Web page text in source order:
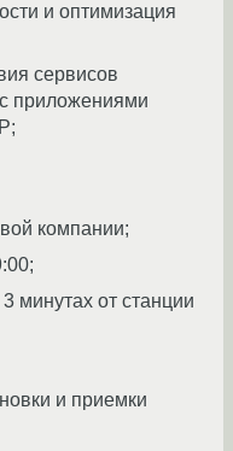
и оптимизация
сервисов
приложениями
компании;
минутах от станции
и приемки